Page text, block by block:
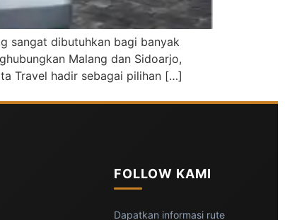
sangat dibutuhkan bagi banyak
Malang dan Sidoarjo,
Travel hadir sebagai pilihan […]
FOLLOW KAMI
Dapatkan informasi rute